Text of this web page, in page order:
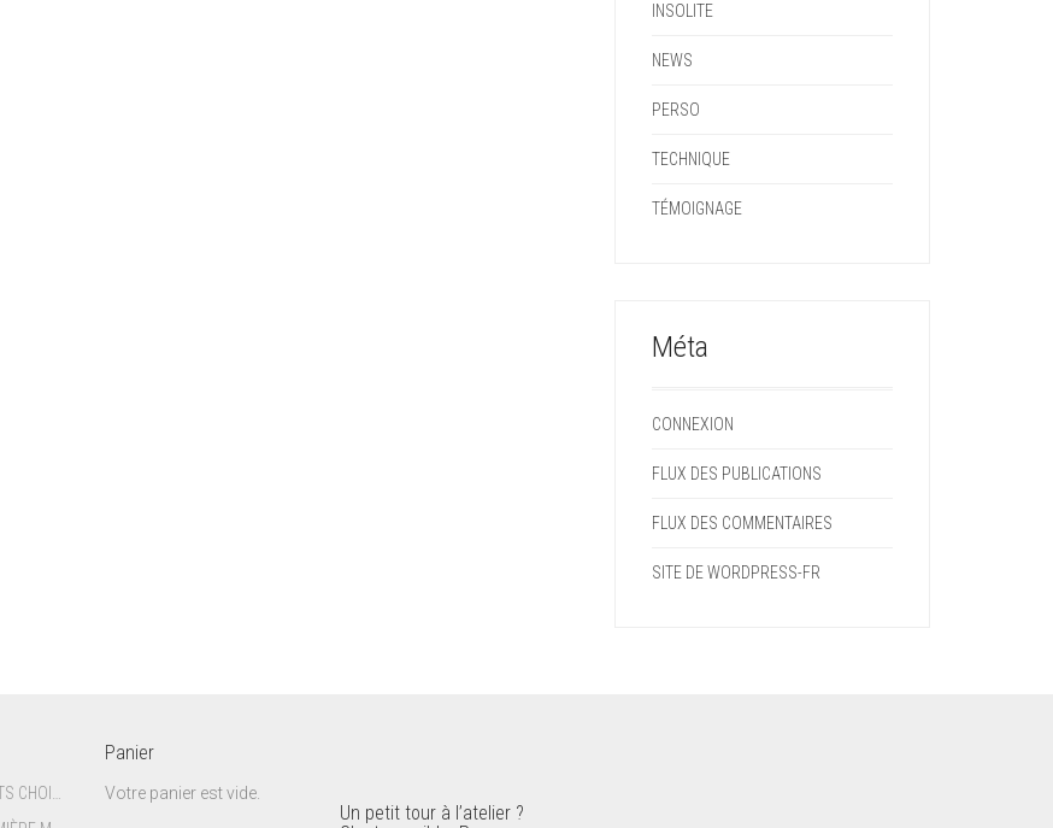
INSOLITE
NEWS
PERSO
TECHNIQUE
TÉMOIGNAGE
Méta
CONNEXION
FLUX DES PUBLICATIONS
FLUX DES COMMENTAIRES
SITE DE WORDPRESS-FR
Panier
Votre panier est vide.
Un petit tour à l’atelier ?